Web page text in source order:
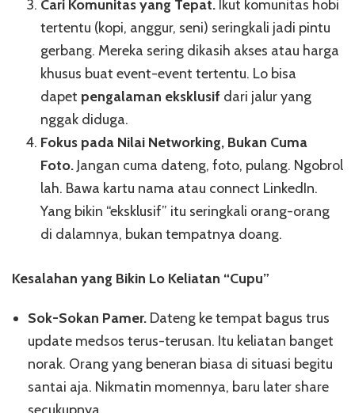
Cari Komunitas yang Tepat. Ikut komunitas hobi
tertentu (kopi, anggur, seni) seringkali jadi pintu
gerbang. Mereka sering dikasih akses atau harga
khusus buat event-event tertentu. Lo bisa
dapet pengalaman eksklusif dari jalur yang
nggak diduga.
Fokus pada Nilai Networking, Bukan Cuma
Foto. Jangan cuma dateng, foto, pulang. Ngobrol
lah. Bawa kartu nama atau connect LinkedIn.
Yang bikin “eksklusif” itu seringkali orang-orang
di dalamnya, bukan tempatnya doang.
Kesalahan yang Bikin Lo Keliatan “Cupu”
Sok-Sokan Pamer. Dateng ke tempat bagus trus
update medsos terus-terusan. Itu keliatan banget
norak. Orang yang beneran biasa di situasi begitu
santai aja. Nikmatin momennya, baru later share